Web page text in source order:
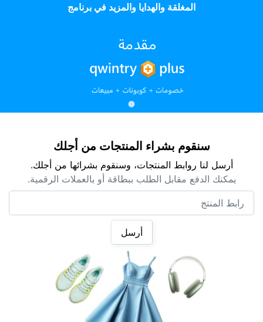
المغلقة والهدايا والمزيد في برنامج
سنقوم بشراء المنتجات من أجلك
أرسل لنا روابط المنتجات، وسنقوم بشرائها من أجلك.
يمكنك الدفع مقابل الطلب ببطاقة أو بالعملات الرقمية.
أرسل